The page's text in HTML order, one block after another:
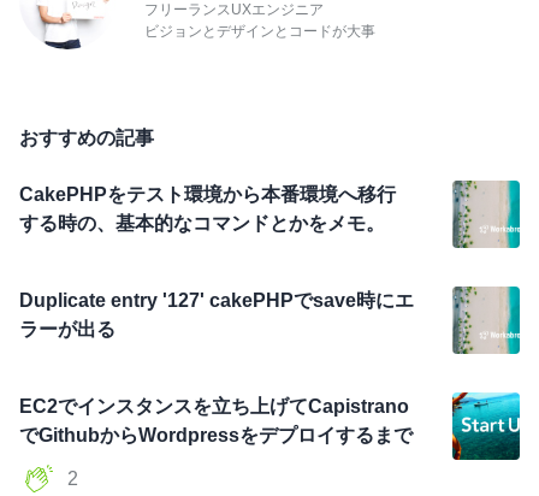
フリーランスUXエンジニア
ビジョンとデザインとコードが大事
おすすめの記事
CakePHPをテスト環境から本番環境へ移行
する時の、基本的なコマンドとかをメモ。
Duplicate entry '127' cakePHPでsave時にエ
ラーが出る
EC2でインスタンスを立ち上げてCapistrano
でGithubからWordpressをデプロイするまで
2